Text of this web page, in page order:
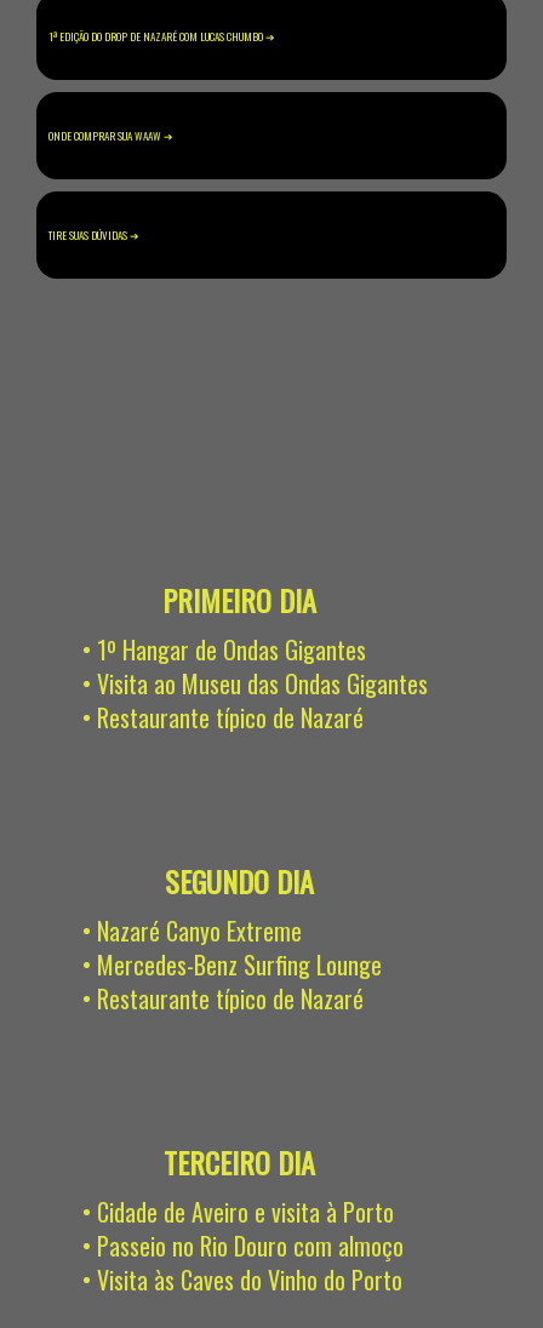
ㅤ1ª EDIÇÃO DO DROP DE NAZARÉ COM LUCAS CHUMBOㅤㅤㅤㅤㅤㅤㅤㅤㅤㅤㅤㅤ ➔
ㅤONDE COMPRAR SUA WAAWㅤㅤㅤㅤㅤㅤㅤㅤㅤㅤㅤㅤㅤㅤㅤㅤㅤㅤㅤㅤㅤ ➔
ㅤTIRE SUAS DÚVIDASㅤㅤㅤㅤㅤㅤㅤㅤㅤㅤㅤㅤㅤㅤㅤㅤㅤㅤㅤㅤㅤㅤㅤㅤ ➔
PRIMEIRO DIA
• 1º Hangar de Ondas Gigantes
• Visita ao Museu das Ondas Gigantes
• Restaurante típico de Nazaré
SEGUNDO DIA
• Nazaré Canyo Extreme
• Mercedes-Benz Surfing Lounge
• Restaurante típico de Nazaré
TERCEIRO DIA
• Cidade de Aveiro e visita à Porto
• Passeio no Rio Douro com almoço
• Visita às Caves do Vinho do Porto